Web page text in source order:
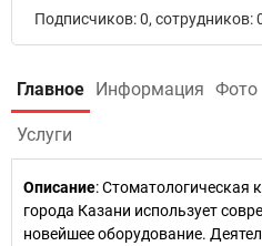
Подписчиков: 0, сотрудников:
Главное Информация Фото
Услуги
Описание: Стоматологическая
города Казани использует
новейшее оборудование.